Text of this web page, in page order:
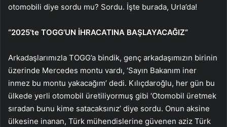
otomobili diye sordu mu? Sordu. İşte burada, Urla’da!
“2025’te TOGG’UN İHRACATINA BAŞLAYACAĞIZ”
Arkadaşlarımızla TOGG’a bindik, genç arkadaşımızın birinin
üzerinde Mercedes montu vardı, ‘Sayın Bakanım iner
inmez bu montu yakacağım’ dedi. Kılıçdaroğlu, her gün bu
ülkede yerli otomobil üretiliyormuş gibi ‘Otomobil üretmek
sıradan bunu kime satacaksınız’ diye sordu. Onun aksine
ülkesine inanan, Türk mühendislerine güvenen aziz Türk